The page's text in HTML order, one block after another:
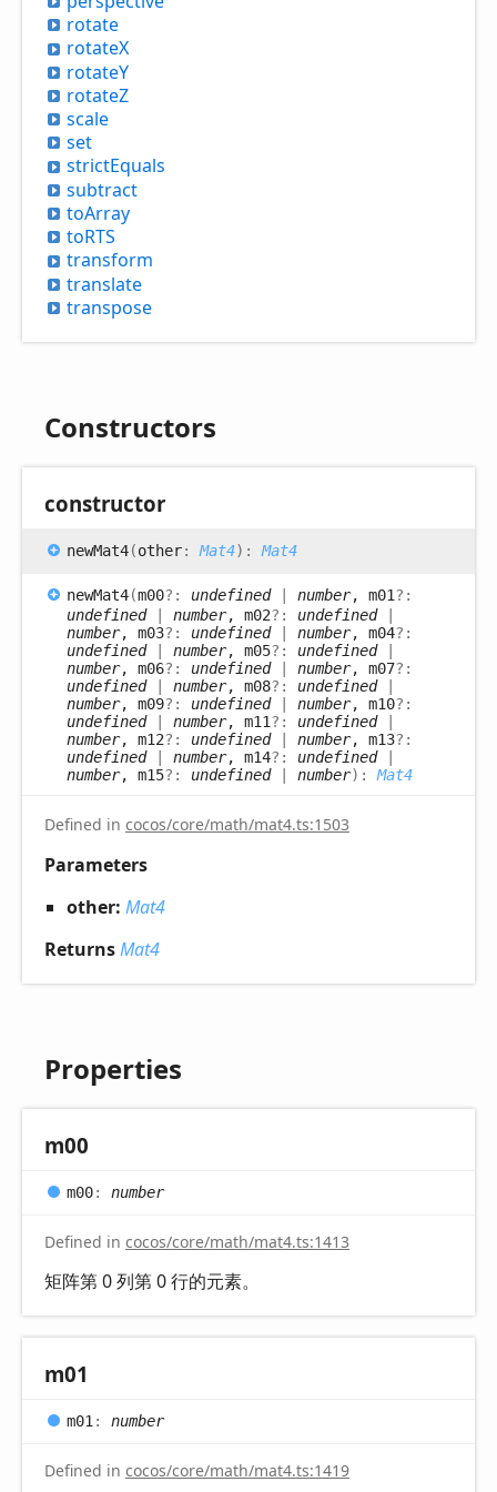
rotate
rotateX
rotateY
rotateZ
scale
set
strictEquals
subtract
toArray
toRTS
transform
translate
transpose
Constructors
constructor
newMat4(other: Mat4) : Mat4
newMat4(m00?: undefined| number, m01?:
undefined| number, m02?: undefined|
number, m03?: undefined| number, m04?:
undefined| number, m05?: undefined|
number, m06?: undefined| number, m07?:
undefined| number, m08?: undefined|
number, m09?: undefined| number, m10?:
undefined| number, m11?: undefined|
number, m12?: undefined| number, m13?:
undefined| number, m14?: undefined|
number, m15?: undefined| number) : Mat4
Defined in cocos/core/math/mat4.ts:1503
Parameters
other: Mat4
ReturnsMat4
Properties
m00
m00: number
Defined in cocos/core/math/mat4.ts:1413
矩阵第 0 列第 0 行的元素。
m01
m01 : number
Defined in cocos/core/math/mat4.ts:1419